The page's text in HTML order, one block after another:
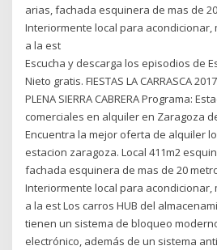
arias, fachada esquinera de mas de
Interiormente local para
a la est
Escucha y descarga los episodios de
Nieto gratis. FIESTAS LA CARRASCA
PLENA SIERRA CABRERA Programa:
comerciales en alquiler en Zaragoza
Encuentra la mejor oferta de alquiler
estacion zaragoza. Local 411m2
fachada esquinera de mas de 20
Interiormente local para
a la est Los carros HUB del
tienen un sistema de bloqueo
electrónico, además de un sistema